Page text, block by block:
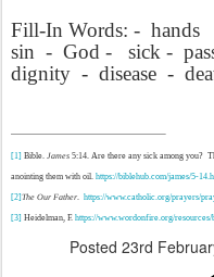
Fill-In Words: - hands
sin - God - sick -
dignity - disease -
[1] Bible. James 5:14. Are there any sick among you?
anointing them with oil. https://biblehub.com/james/5-
[2]The Our Father. https://www.catholic.org/prayers/
[3] Heidelman, F. https://www.wordonfire.org/
Posted 23rd